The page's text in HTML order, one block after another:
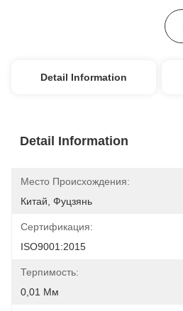
Detail Information
Detail Information
Место Происхождения:
Китай, Фуцзянь
Сертификация:
ISO9001:2015
Терпимость:
0,01 Мм